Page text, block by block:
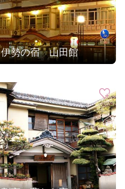
伊勢の宿 山田館